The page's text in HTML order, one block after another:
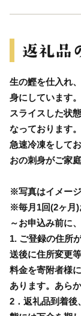
生の鰹を仕入れ
身にしています。
スライスした状
なっております。
急速冷凍をして
おの刺身がご家
※写真はイメー
※毎月1回(2ヶ月)
～お申込み前に
1. ご登録の住所
送後に住所変更
料金を寄附者様
あります。あら
2．返礼品到着後